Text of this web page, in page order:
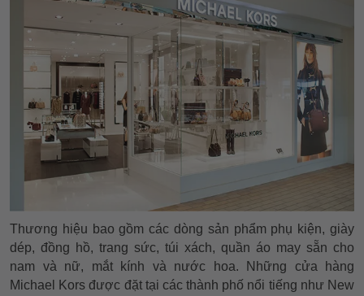
Thương hiệu bao gồm các dòng sản phẩm phụ kiện, giày
dép, đồng hồ, trang sức, túi xách, quần áo may sẵn cho
nam và nữ, mắt kính và nước hoa. Những cửa hàng
Michael Kors được đặt tại các thành phố nổi tiếng như New